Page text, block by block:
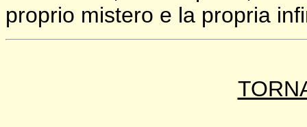
proprio mistero e la propria